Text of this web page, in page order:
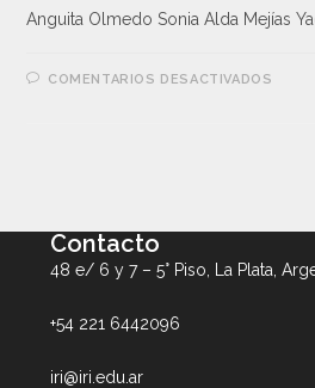
Anguita Olmedo Sonia Alda Mejías
COMENTARIOS DESACTIVADOS
Contacto
48 e/ 6 y 7 – 5° Piso, La Plata,
+54 221 6442096
iri@iri.edu.ar